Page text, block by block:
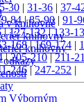
v knihovně
knihovny
knihovny
odkazy
Výborným
30 | 31-36 | 37-
84|85-90| 91-
|127-132|133-
168|169-174 |
|205-210|211-
246|247-252 |